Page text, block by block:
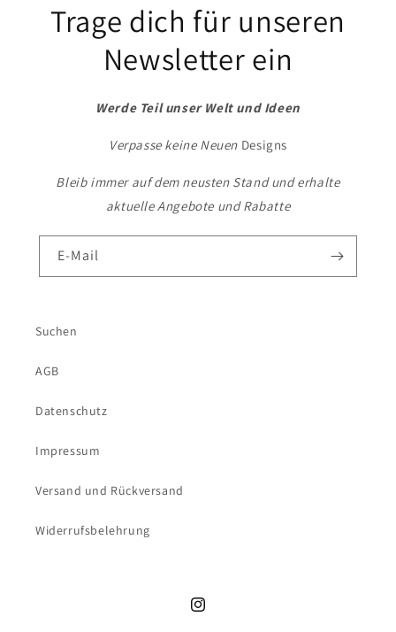
Trage dich für unseren
Newsletter ein
Werde Teil unser Welt und Ideen
Verpasse keine Neuen Designs
Bleib immer auf dem neusten Stand und erhalte
aktuelle Angebote und Rabatte
E-Mail
Suchen
AGB
Datenschutz
Impressum
Versand und Rückversand
Widerrufsbelehrung
Instagram